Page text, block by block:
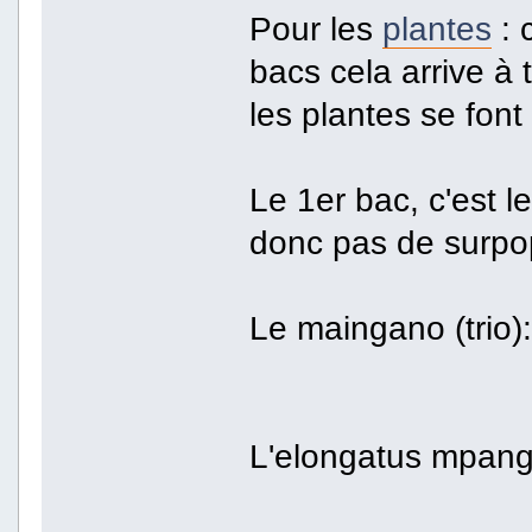
Pour les plantes :
bacs cela arrive à
les plantes se
Le 1er bac, c'est
donc pas de
Le maingano (trio):
L'elongatus